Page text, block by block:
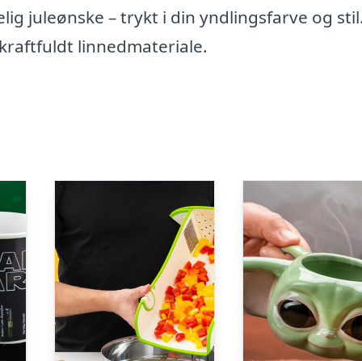
juleønske – trykt i din yndlingsfarve og
linnedmateriale.